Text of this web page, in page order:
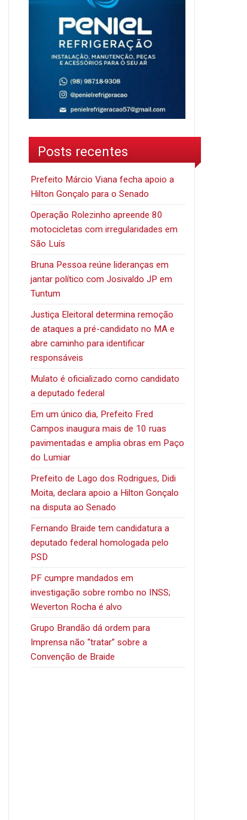
Posts recentes
Prefeito Márcio Viana fecha apoio a
Hilton Gonçalo para o Senado
Operação Rolezinho apreende 80
motocicletas com irregularidades em
São Luís
Bruna Pessoa reúne lideranças em
jantar político com Josivaldo JP em
Tuntum
Justiça Eleitoral determina remoção
de ataques a pré-candidato no MA e
abre caminho para identificar
responsáveis
Mulato é oficializado como candidato
a deputado federal
Em um único dia, Prefeito Fred
Campos inaugura mais de 10 ruas
pavimentadas e amplia obras em Paço
do Lumiar
Prefeito de Lago dos Rodrigues, Didi
Moita, declara apoio a Hilton Gonçalo
na disputa ao Senado
Fernando Braide tem candidatura a
deputado federal homologada pelo
PSD
PF cumpre mandados em
investigação sobre rombo no INSS;
Weverton Rocha é alvo
Grupo Brandão dá ordem para
Imprensa não “tratar” sobre a
Convenção de Braide